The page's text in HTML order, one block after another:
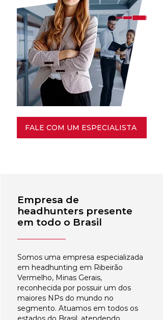
FALE COM UM ESPECIALISTA
Empresa de
headhunters presente
em todo o Brasil
Somos uma empresa especializada
em headhunting em Ribeirão
Vermelho, Minas Gerais,
reconhecida por possuir um dos
maiores NPs do mundo no
segmento. Atuamos em todos os